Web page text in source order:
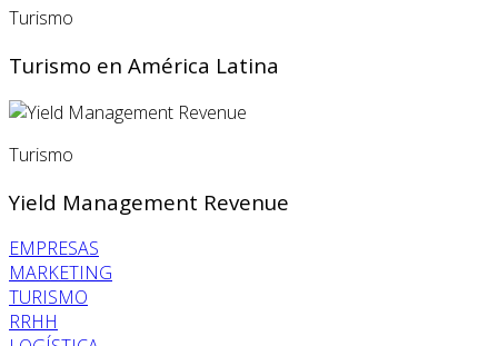
Turismo
Turismo en América Latina
Turismo
Yield Management Revenue
EMPRESAS
MARKETING
TURISMO
RRHH